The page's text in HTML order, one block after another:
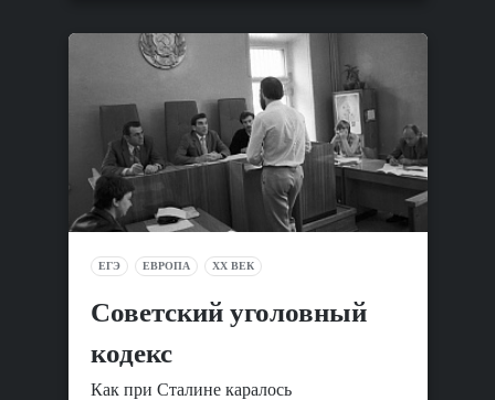
ЕГЭ ЕВРОПА XX ВЕК
Cоветский уголовный
кодекс
Как при Сталине каралось